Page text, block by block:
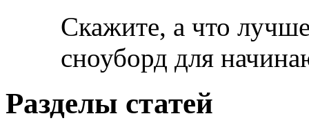
Скажите, а что
сноуборд для
Разделы статей